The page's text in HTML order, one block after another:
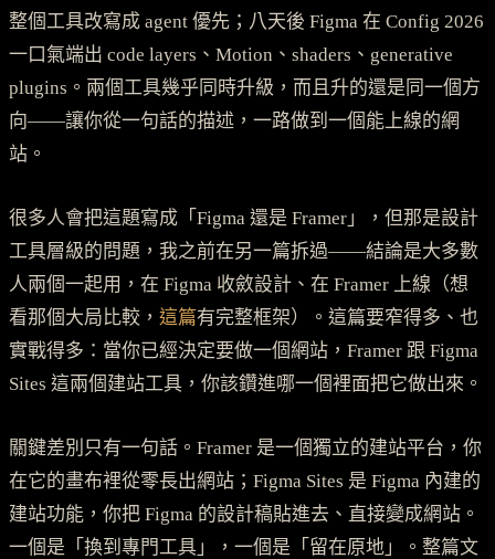
整個工具改寫成 agent 優先；八天後 Figma 在 Config 2026
一口氣端出 code layers、Motion、shaders、generative
plugins。兩個工具幾乎同時升級，而且升的還是同一個方
向——讓你從一句話的描述，一路做到一個能上線的網
站。
很多人會把這題寫成「Figma 還是 Framer」，但那是設計
工具層級的問題，我之前在另一篇拆過——結論是大多數
人兩個一起用，在 Figma 收斂設計、在 Framer 上線（想
看那個大局比較， 這篇有完整框架）。這篇要窄得多、也
實戰得多：當你已經決定要做一個網站，Framer 跟 Figma
Sites 這兩個建站工具，你該鑽進哪一個裡面把它做出來。
關鍵差別只有一句話。Framer 是一個獨立的建站平台，你
在它的畫布裡從零長出網站；Figma Sites 是 Figma 內建的
建站功能，你把 Figma 的設計稿貼進去、直接變成網站。
一個是「換到專門工具」，一個是「留在原地」。整篇文